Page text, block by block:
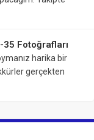
35 Fotoğrafları
harika bir
gerçekten